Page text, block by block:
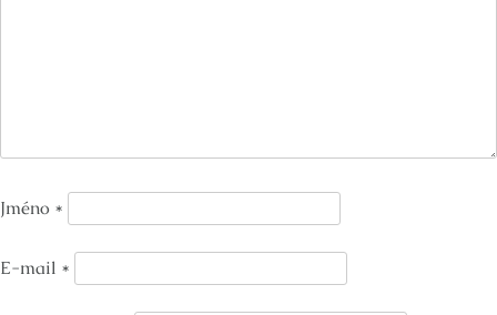
Jméno *
E-mail *